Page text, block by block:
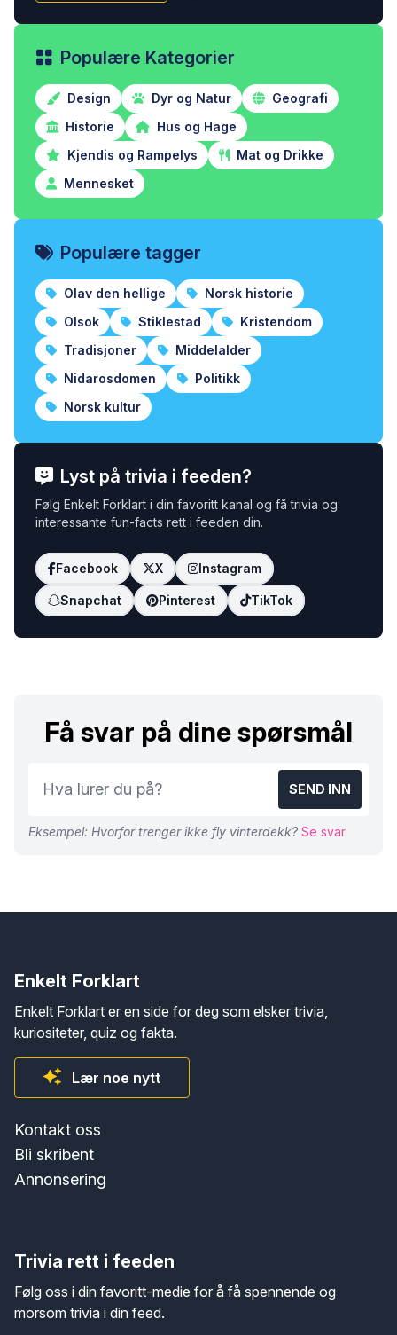
Populære Kategorier
Design Dyr og Natur
Geografi
Historie
Hus og Hage
Kjendis og Rampelys
Mat og Drikke
Mennesket
Populære tagger
Olav den hellige
Norsk historie
Olsok
Stiklestad
Kristendom
Tradisjoner
Middelalder
Nidarosdomen
Politikk
Norsk kultur
Lyst på trivia i feeden?
Følg Enkelt Forklart i din favoritt kanal og få trivia og
interessante fun-facts rett i feeden din.
Facebook X Instagram
Snapchat Pinterest TikTok
Få svar på dine spørsmål
SEND INN
Eksempel: Hvorfor trenger ikke fly vinterdekk? Se svar
Enkelt Forklart
Enkelt Forklart er en side for deg som elsker trivia,
kuriositeter, quiz og fakta.
Lær noe nytt
Kontakt oss
Bli skribent
Annonsering
Trivia rett i feeden
Følg oss i din favoritt-medie for å få spennende og
morsom trivia i din feed.